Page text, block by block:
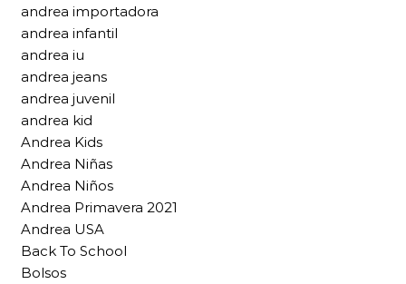
andrea importadora
andrea infantil
andrea iu
andrea jeans
andrea juvenil
andrea kid
Andrea Kids
Andrea Niñas
Andrea Niños
Andrea Primavera 2021
Andrea USA
Back To School
Bolsos